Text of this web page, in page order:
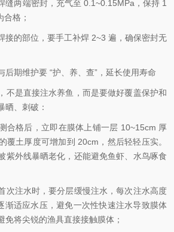
缝两端密封，充气至 0.1~0.15MPa，保持 1
格；
接的部位，要手工补焊 2~3 遍，确保密封无
后期维护要 “护、养、查”，延长使用寿命
不是直接注水养鱼，而是要做好覆盖保护和
晒、刺破：
合格后，立即在膜体上铺一层 10~15cm 厚
覆土厚度可增加到 20cm，然后轻轻压实。
紫外线暴晒老化，还能避免鱼虾、水鸟啄食
次注水时，要分层缓慢注水，每次注水高度
渐适应水压，避免一次性快速注水导致膜体
免将尖锐的渔具直接接触膜体；